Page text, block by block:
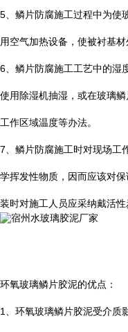
5 、鳞片防腐施工过程中为
用空气加热设备，使被衬基
6 、鳞片防腐施工工艺中的
使用除湿机抽湿，或在玻璃
工作区域温度等办法。
7 、鳞片防腐施工时对现场
学挥发性物质，因而应该对
装时对施工人员应采纳戴活性
环氧玻璃鳞片胶泥的优点：
1 、环氧玻璃鳞片胶泥受介质